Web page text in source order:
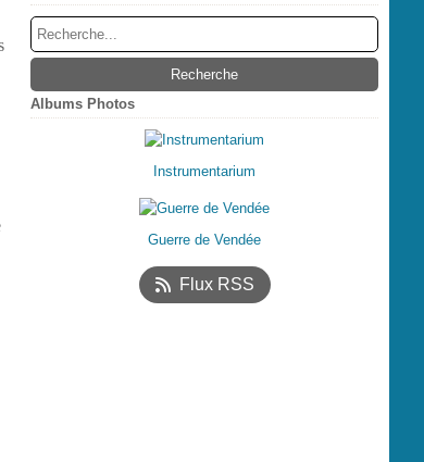
Albums Photos
Instrumentarium
Guerre de Vendée
Flux RSS